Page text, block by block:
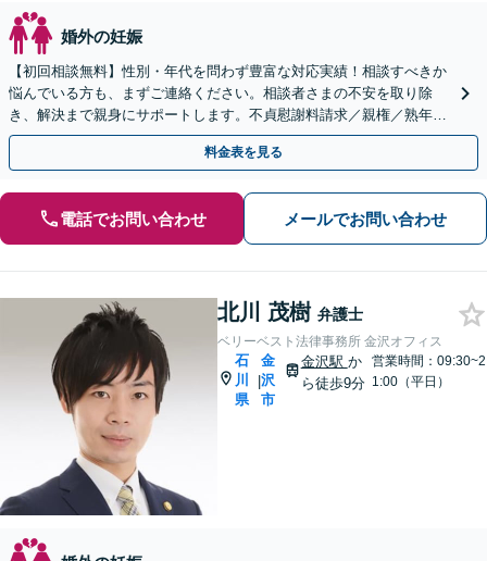
婚外の妊娠
【初回相談無料】性別・年代を問わず豊富な対応実績！相談すべきか
悩んでいる方も、まずご連絡ください。相談者さまの不安を取り除
き、解決まで親身にサポートします。不貞慰謝料請求／親権／熟年離
婚など多様なケースに精通【子連れ相談可】【完全個室】
料金表を見る
電話でお問い合わせ メールでお問い合わせ
北川 茂樹 弁護士
ベリーベスト法律事務所 金沢オフィス
石
川
県
|
金
沢
市
金沢駅 か
ら徒歩9分
営業時間：09:30~2
1:00（平日）